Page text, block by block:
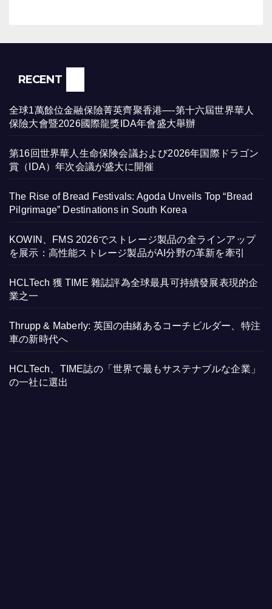
RECENT
全球1萬餘位金融保險菁英齊聚香港—-第十六屆世界華人
保險大會暨2026國際龍獎IDA年會盛大舉辦
第16回世界華人生命保険会議および2026年国際ドラゴン
賞（IDA）年次会議が盛大に開催
The Rise of Bread Festivals: Agoda Unveils Top “Bread
Pilgrimage” Destinations in South Korea
KOWIN、FMS 2026でストレージ製品の全ラインアップ
を展示：高性能ストレージ製品がAI分野の革新を牽引
HCLTech 獲 TIME 雜誌評為全球最具可持續發展表現的企
業之一
Thrupp & Maberly: 英国の由緒あるコーチビルダー、特注
車の新時代へ
HCLTech、TIME誌の「世界で最もサステナブルな企業」
の一社に選出